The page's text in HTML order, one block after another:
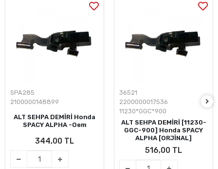
SPA285
2100000148899
ALT SEHPA DEMİRİ Honda
SPACY ALPHA -Oem
344,00 TL
36521
2200000017536
11230*GGC*900
ALT SEHPA DEMİRİ [11230-
GGC-900] Honda SPACY
ALPHA [ORJİNAL]
516,00 TL